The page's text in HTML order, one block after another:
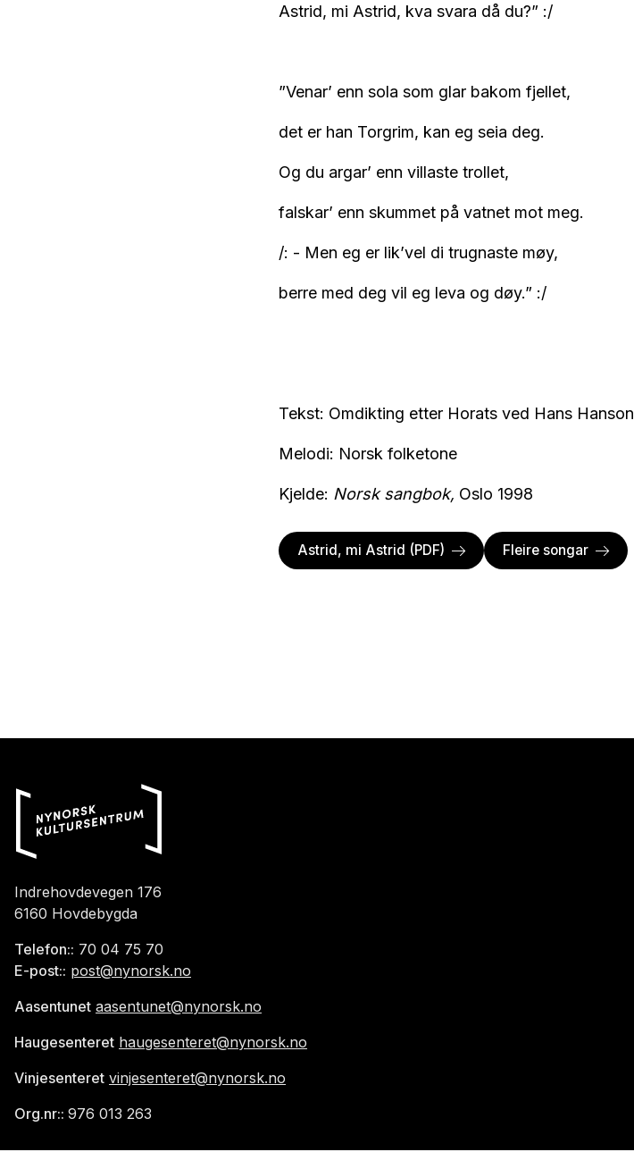
Astrid, mi Astrid, kva svara då du?” :/
”Venar’ enn sola som glar bakom fjellet,
det er han Torgrim, kan eg seia deg.
Og du argar’ enn villaste trollet,
falskar’ enn skummet på vatnet mot meg.
/: - Men eg er lik’vel di trugnaste møy,
berre med deg vil eg leva og døy.” :/
Tekst: Omdikting etter Horats ved Hans Hanson
Melodi: Norsk folketone
Kjelde: Norsk sangbok, Oslo 1998
Astrid, mi Astrid (PDF) Fleire songar
Indrehovdevegen 176
6160 Hovdebygda
Telefon:: 70 04 75 70
E-post:: post@nynorsk.no
Aasentunet aasentunet@nynorsk.no
Haugesenteret haugesenteret@nynorsk.no
Vinjesenteret vinjesenteret@nynorsk.no
Org.nr:: 976 013 263